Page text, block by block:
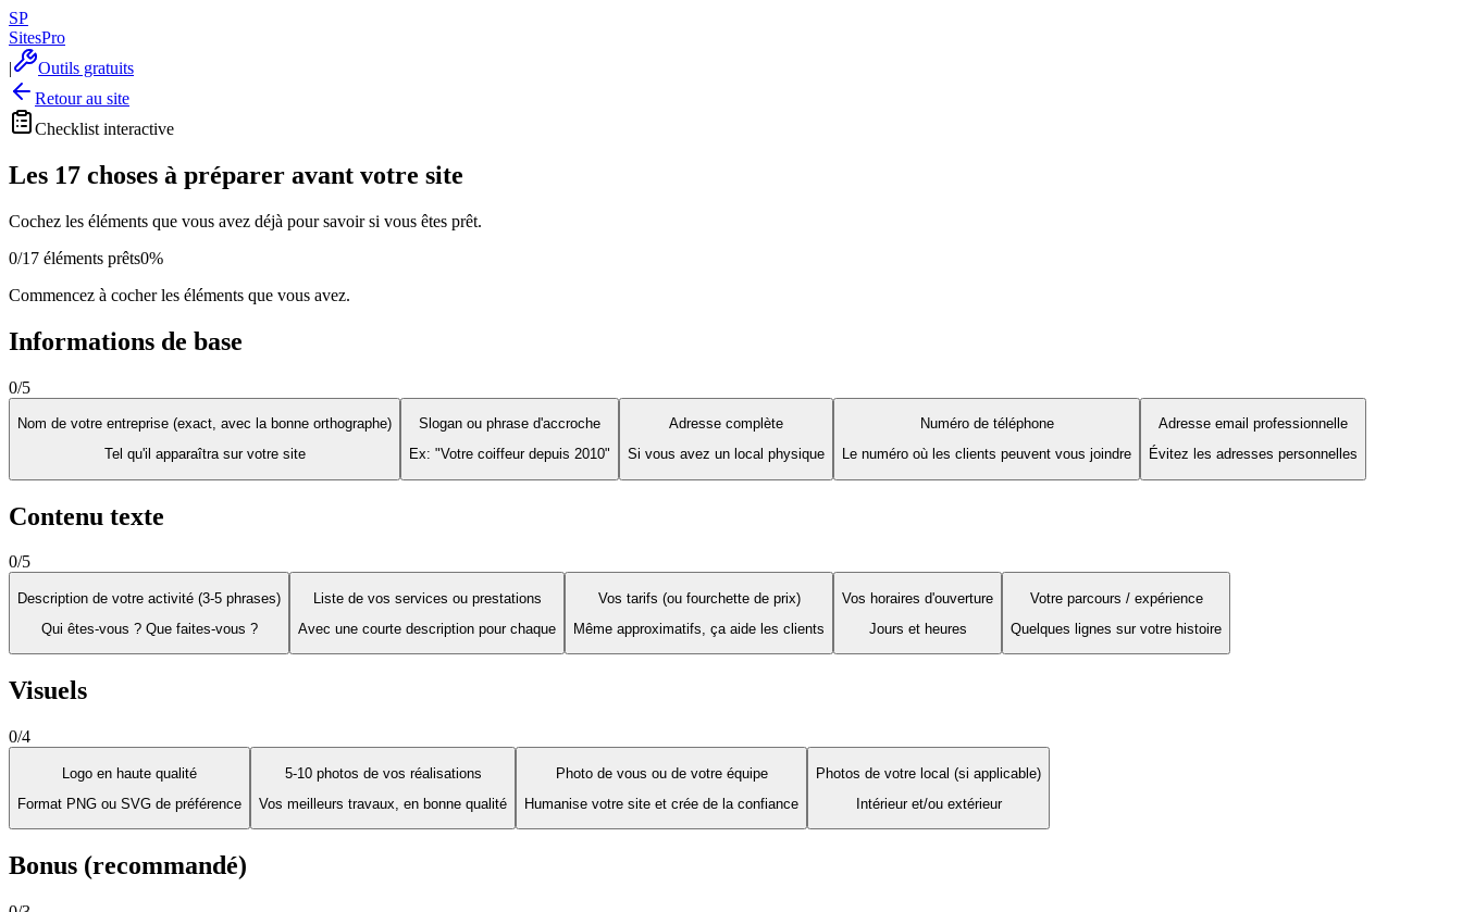
SP
SitesPro
|
Outils gratuits
Retour au site
Checklist interactive
Les 17 choses à préparer avant votre site
Cochez les éléments que vous avez déjà pour savoir si vous êtes prêt.
0/17 éléments prêts0%
Commencez à cocher les éléments que vous avez.
Informations de base
0/5
Nom de votre entreprise (exact, avec la bonne orthographe)
Tel qu'il apparaîtra sur votre site
Slogan ou phrase d'accroche
Ex: "Votre coiffeur depuis 2010"
Adresse complète
Si vous avez un local physique
Numéro de téléphone
Le numéro où les clients peuvent vous joindre
Adresse email professionnelle
Évitez les adresses personnelles
Contenu texte
0/5
Description de votre activité (3-5 phrases)
Qui êtes-vous ? Que faites-vous ?
Liste de vos services ou prestations
Avec une courte description pour chaque
Vos tarifs (ou fourchette de prix)
Même approximatifs, ça aide les clients
Vos horaires d'ouverture
Jours et heures
Votre parcours / expérience
Quelques lignes sur votre histoire
Visuels
0/4
Logo en haute qualité
Format PNG ou SVG de préférence
5-10 photos de vos réalisations
Vos meilleurs travaux, en bonne qualité
Photo de vous ou de votre équipe
Humanise votre site et crée de la confiance
Photos de votre local (si applicable)
Intérieur et/ou extérieur
Bonus (recommandé)